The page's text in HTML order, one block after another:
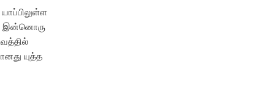
இன்னொரு
யுத்த